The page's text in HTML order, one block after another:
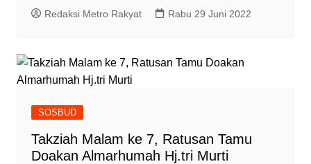
Redaksi Metro Rakyat Rabu 29 Juni 2022
SOSBUD
Takziah Malam ke 7, Ratusan Tamu
Doakan Almarhumah Hj.tri Murti